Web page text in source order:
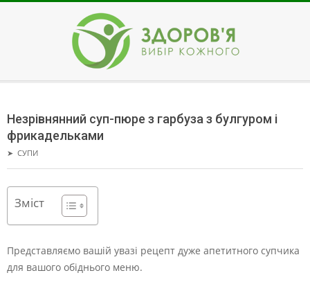
ЗДОРОВ'Я
Menu
Незрівнянний суп-пюре з гарбуза з булгуром і
фрикадельками
➤ СУПИ
Зміст
Представляємо вашій увазі рецепт дуже апетитного супчика
для вашого обіднього меню.